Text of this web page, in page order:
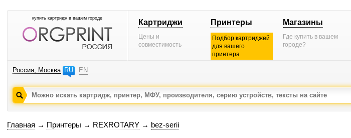
купить картридж в вашем городе Картриджи
Цены и
совместимость
Принтеры
Подбор картриджей
для вашего
принтера
Магазины
Где купить в вашем
городе?
Россия, Москва RU EN
Главная → Принтеры → REXROTARY → bez-serii